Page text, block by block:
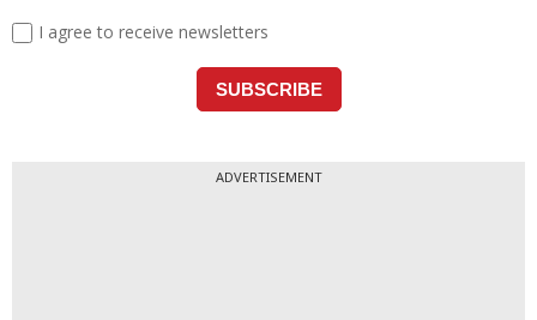
ADVERTISEMENT